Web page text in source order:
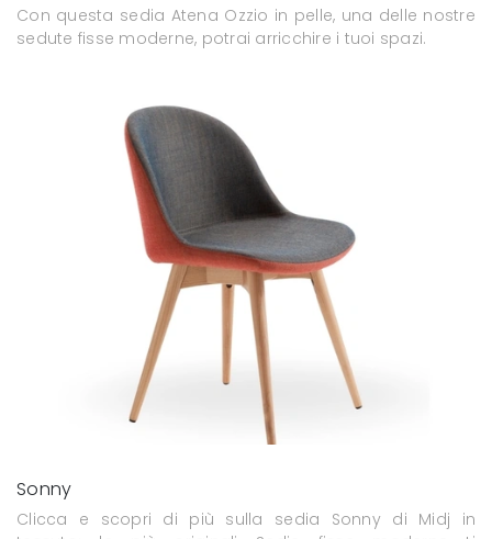
Con questa sedia Atena Ozzio in pelle, una delle nostre
sedute fisse moderne, potrai arricchire i tuoi spazi.
Sonny
Clicca e scopri di più sulla sedia Sonny di Midj in